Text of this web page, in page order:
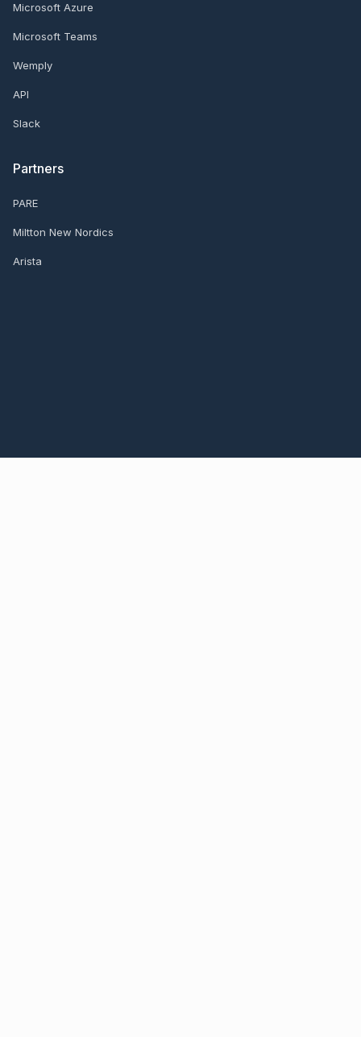
Microsoft Azure
Microsoft Teams
Wemply
API
Slack
Partners
PARE
Miltton New Nordics
Arista